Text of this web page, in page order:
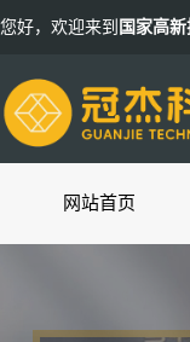
您好，欢迎来到 国家高
网站首页